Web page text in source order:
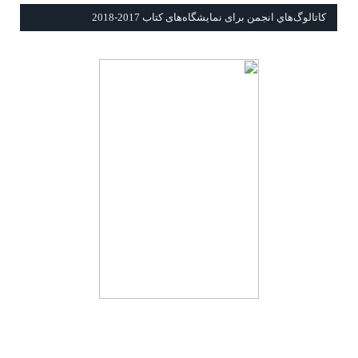
كاتالوگ‌هاي انجمن برای نمايشگاه‌های كتاب 2017-2018